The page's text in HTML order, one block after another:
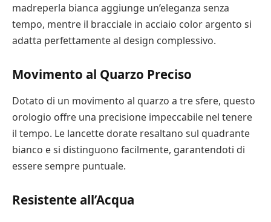
madreperla bianca aggiunge un’eleganza senza
tempo, mentre il bracciale in acciaio color argento si
adatta perfettamente al design complessivo.
Movimento al Quarzo Preciso
Dotato di un movimento al quarzo a tre sfere, questo
orologio offre una precisione impeccabile nel tenere
il tempo. Le lancette dorate resaltano sul quadrante
bianco e si distinguono facilmente, garantendoti di
essere sempre puntuale.
Resistente all’Acqua